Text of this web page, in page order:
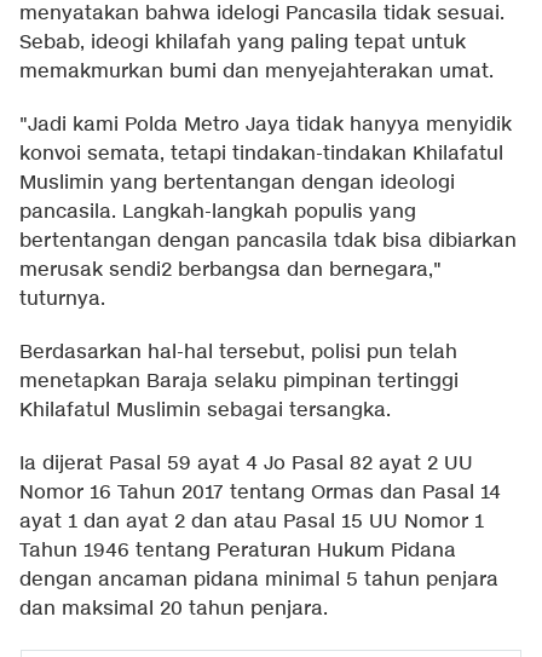
menyatakan bahwa idelogi Pancasila tidak sesuai.
Sebab, ideogi khilafah yang paling tepat untuk
memakmurkan bumi dan menyejahterakan umat.
"Jadi kami Polda Metro Jaya tidak hanyya menyidik
konvoi semata, tetapi tindakan-tindakan Khilafatul
Muslimin yang bertentangan dengan ideologi
pancasila. Langkah-langkah populis yang
bertentangan dengan pancasila tdak bisa dibiarkan
merusak sendi2 berbangsa dan bernegara,"
tuturnya.
Berdasarkan hal-hal tersebut, polisi pun telah
menetapkan Baraja selaku pimpinan tertinggi
Khilafatul Muslimin sebagai tersangka.
Ia dijerat Pasal 59 ayat 4 Jo Pasal 82 ayat 2 UU
Nomor 16 Tahun 2017 tentang Ormas dan Pasal 14
ayat 1 dan ayat 2 dan atau Pasal 15 UU Nomor 1
Tahun 1946 tentang Peraturan Hukum Pidana
dengan ancaman pidana minimal 5 tahun penjara
dan maksimal 20 tahun penjara.